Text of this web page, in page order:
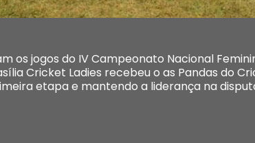
os jogos do IV Campeonato Nacional
Cricket Ladies recebeu o as Pandas do
etapa e mantendo a liderança na